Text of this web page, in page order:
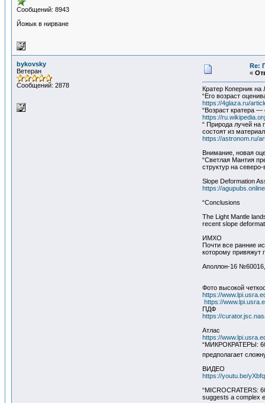
Сообщений: 8943
Йожык в нирване
bykovsky
Ветеран
Сообщений: 2878
Re:
«
Кратер Коперник на
“Его возраст
https://4glaza.ru/
“Возраст кратера —
https://
“ Природа лучей на
состоят из
https://astronom.ru/
Внимание, новая
“Светлая Мантия
структур на
Slope Deformation
https://
“Conclusions
The Light Mantle
recent slope
ИМХО
Почти все ранние
которому привяжут
Аполлон-16
Фото высокой
https://
https://
ПДФ
https://
Атлас
https://
“МИКРОКРАТЕРЫ:
предполагает
ВИДЕО
https://youtu.be/
“MICROCRATERS:
suggests a complex